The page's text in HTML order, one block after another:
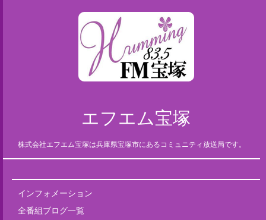
エフエム宝塚
株式会社エフエム宝塚は兵庫県宝塚市にあるコミュニティ放送局です。
インフォメーション
全番組ブログ一覧